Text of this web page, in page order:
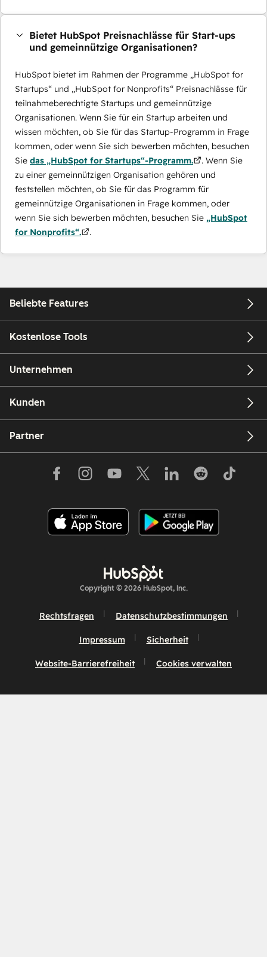
Bietet HubSpot Preisnachlässe für Start-ups
und gemeinnützige Organisationen?
HubSpot bietet im Rahmen der Programme „HubSpot for
Startups“ und „HubSpot for Nonprofits“ Preisnachlässe für
teilnahmeberechtigte Startups und gemeinnützige
Organisationen. Wenn Sie für ein Startup arbeiten und
wissen möchten, ob Sie für das Startup-Programm in Frage
kommen, oder wenn Sie sich bewerben möchten, besuchen
Sie das „HubSpot for Startups“-Programm.
. Wenn Sie
zu einer gemeinnützigen Organisation gehören und
feststellen möchten, ob Sie für das Programm für
gemeinnützige Organisationen in Frage kommen, oder
wenn Sie sich bewerben möchten, besuchen Sie „HubSpot
for Nonprofits“.
.
Beliebte Features
Kostenlose Tools
Unternehmen
Kunden
Partner
Copyright © 2026 HubSpot, Inc.
Rechtsfragen Datenschutzbestimmungen
Impressum Sicherheit
Website-Barrierefreiheit Cookies verwalten